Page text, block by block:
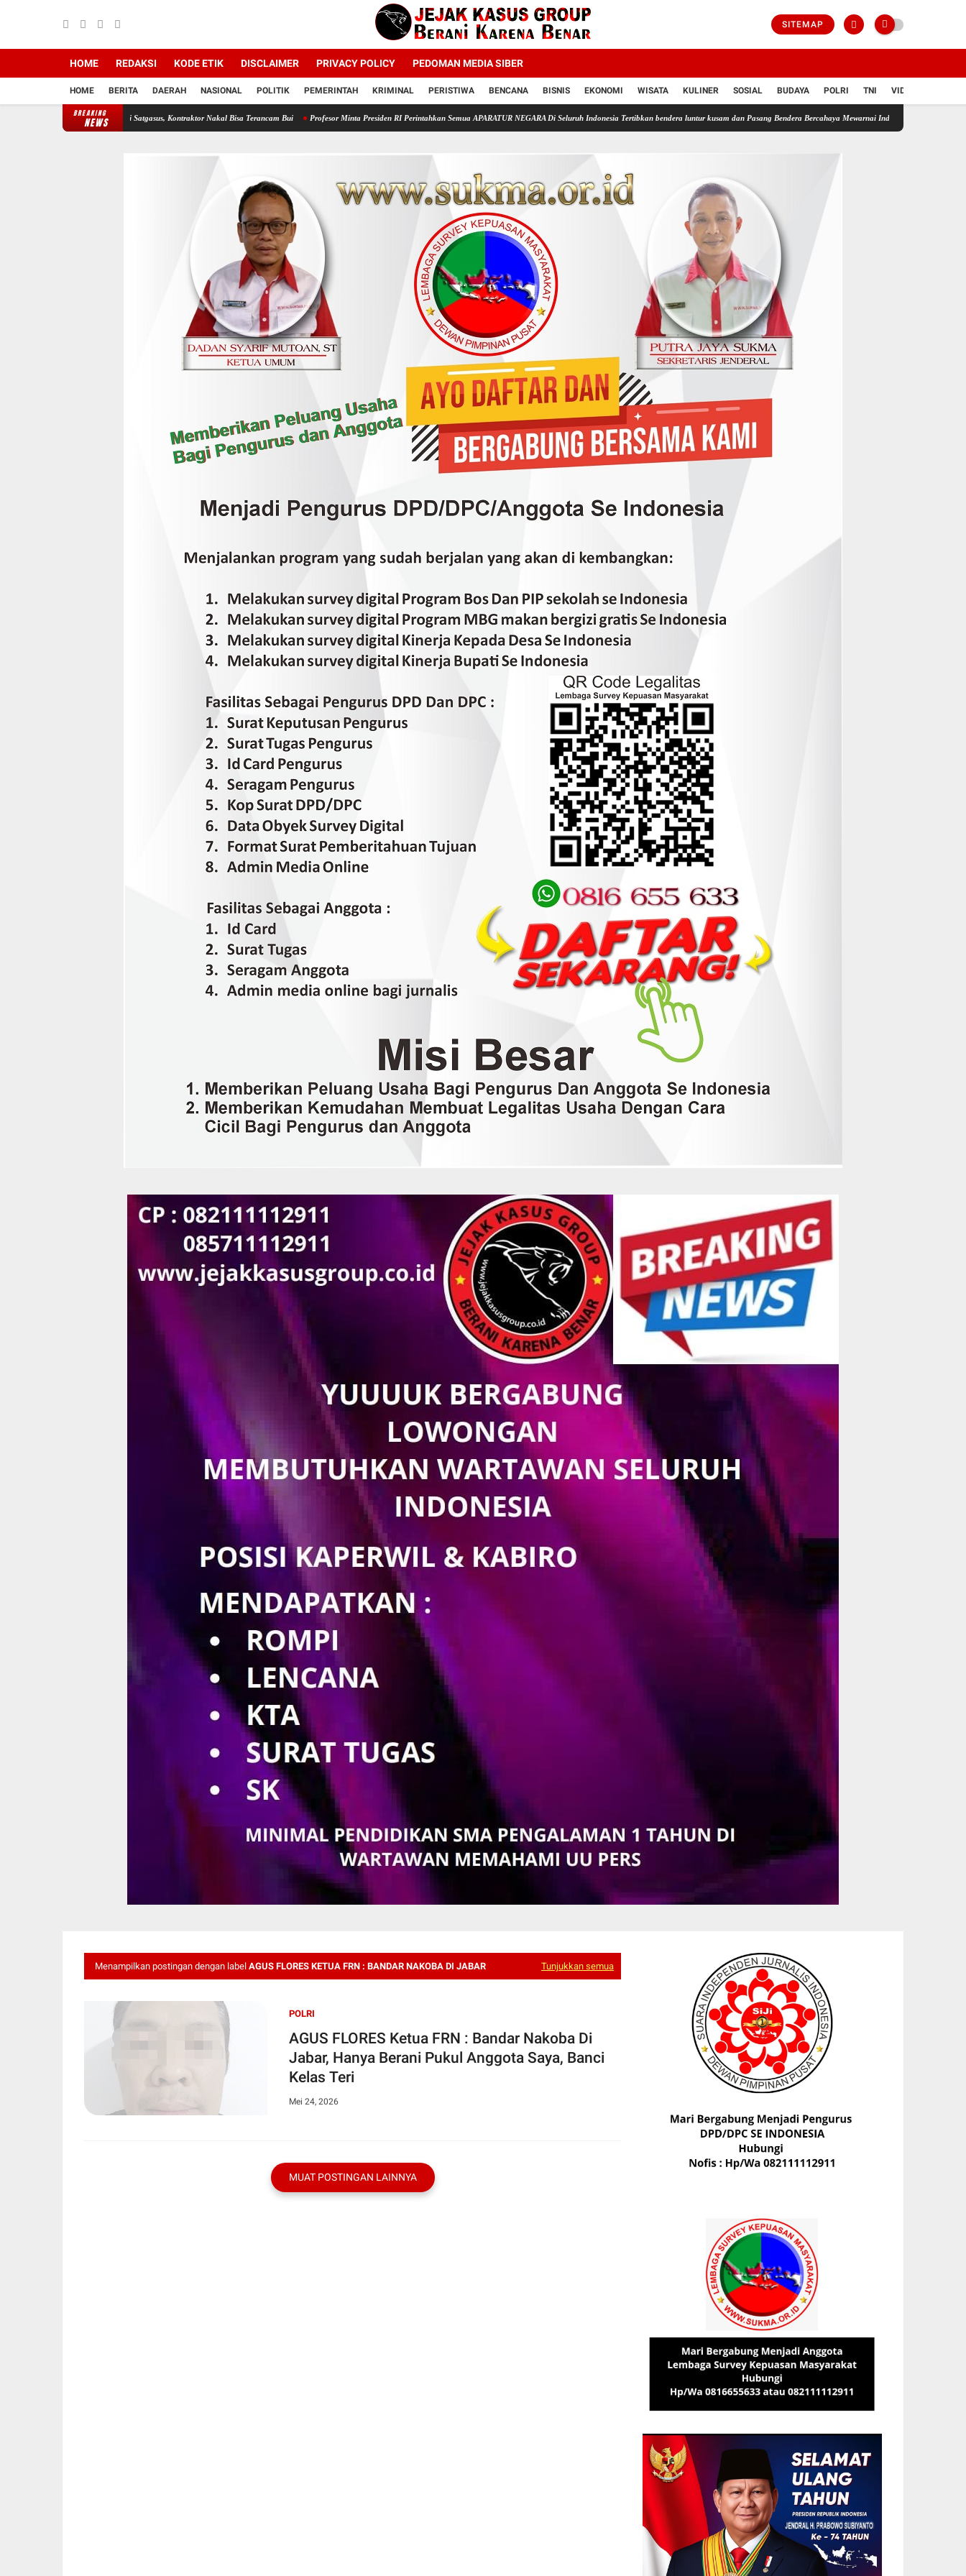
SITEMAP
HOME REDAKSI KODE ETIK DISCLAIMER PRIVACY POLICY PEDOMAN MEDIA SIBER
HOME BERITA DAERAH NASIONAL POLITIK PEMERINTAH KRIMINAL PERISTIWA BENCANA BISNIS EKONOMI WISATA KULINER SOSIAL BUDAYA POLRI TNI VIDIO
BREAKING
NEWS
di Lahat diawasi Satgasus, Kontraktor Nakal Bisa Terancam Bui Profesor Minta Presiden RI Perintahkan Semua APARATUR NEGARA Di Seluruh Indonesia Tertibkan bendera luntur kusam dan Pasang Bendera Bercahaya Mewarnai Indonesia Merdeka !!!
Menampilkan postingan dengan label AGUS FLORES KETUA FRN : BANDAR NAKOBA DI JABAR Tunjukkan semua
POLRI
AGUS FLORES Ketua FRN : Bandar Nakoba Di
Jabar, Hanya Berani Pukul Anggota Saya, Banci
Kelas Teri
Mei 24, 2026
MUAT POSTINGAN LAINNYA